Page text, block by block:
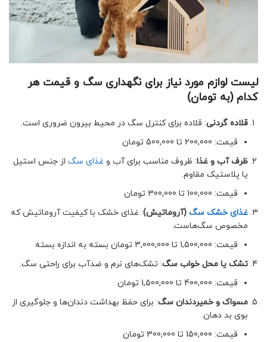
لیست لوازم مورد نیاز برای نگهداری سگ و قیمت هر
کدام (به تومان)
قلاده گردنی: قلاده برای کنترل سگ در محیط بیرون ضروری است.
قیمت: 200,000 تا 500,000 تومان
ظرف آب و غذا: ظروف مناسب برای آب و غذای سگ از جنس استیل
یا پلاستیک مقاوم.
قیمت: 100,000 تا 300,000 تومان
غذای خشک سگ (آروماتیش): غذای خشک با کیفیت آروماتیش که
مخصوص سگ‌هاست.
قیمت: 1,500,000 تا 3,000,000 تومان بسته به اندازه بسته
تشک یا محل خواب سگ: تشک‌های نرم و ضدآب برای راحتی سگ.
قیمت: 400,000 تا 1,500,000 تومان
مسواک و خمیردندان سگ: برای حفظ بهداشت دندان‌ها و جلوگیری از
بوی بد دهان.
قیمت: 150,000 تا 300,000 تومان